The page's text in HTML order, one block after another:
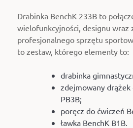
Drabinka BenchK 233B to
wielofunkcyjności, designu wraz
profesjonalnego sprzętu
to zestaw, którego elementy to:
drabinka
zdejmowany drążek
PB3B;
poręcz do ćwiczeń
ławka BenchK B1B.